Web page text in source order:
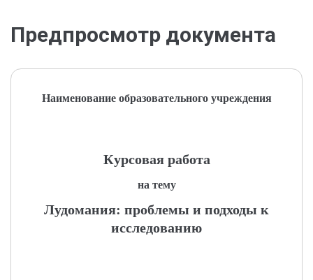
Предпросмотр документа
Наименование образовательного учреждения
Курсовая работа
на тему
Лудомания: проблемы и подходы к
исследованию